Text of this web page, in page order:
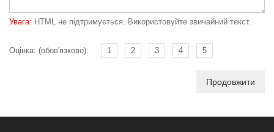
Увага: HTML не підтримується. Використовуйте звичайний текст.
Оцінка: (обов'язково): 1 2 3 4 5
Продовжити